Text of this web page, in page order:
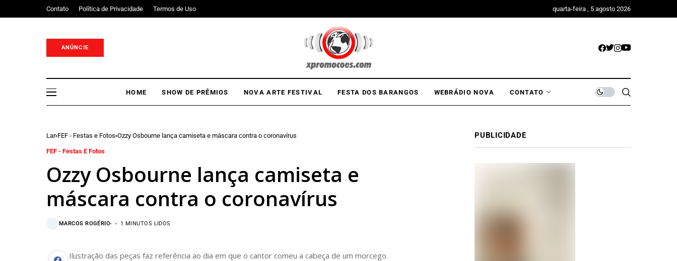
Contato Política de Privacidade Termos de Uso quarta-feira , 5 agosto 2026
ANÚNCIE
HOME SHOW DE PRÊMIOS NOVA ARTE FESTIVAL FESTA DOS BARANGOS WEBRÁDIO NOVA CONTATO
Lar FEF - Festas e Fotos Ozzy Osbourne lança camiseta e máscara contra o coronavírus
FEF - Festas E Fotos
Ozzy Osbourne lança camiseta e
máscara contra o coronavírus
MARCOS ROGÉRIO 1 MINUTOS LIDOS
Ilustração das peças faz referência ao dia em que o cantor comeu a cabeça de um morcego.
PUBLICIDADE